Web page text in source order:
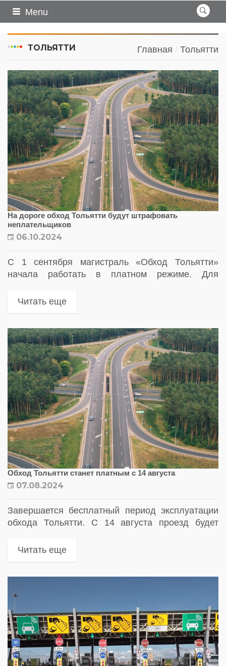
Menu
ТОЛЬЯТТИ Главная Тольятти
На дороге обход Тольятти будут штрафовать
неплательщиков
06.10.2024
С 1 сентября магистраль «Обход Тольятти»
начала работать в платном режиме. Для
установить такой же штраф , как на платных
Читать еще
Обход Тольятти станет платным с 14 августа
07.08.2024
Завершается бесплатный период эксплуатации
обхода Тольятти. С 14 августа проезд будет
«Обход Тольятти»
Читать еще